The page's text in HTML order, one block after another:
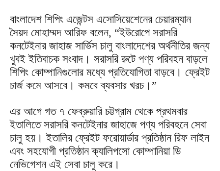
বাংলাদেশ শিপিং এজেন্টস এসোসিয়েশেনের চেয়ারম্যান
সৈয়দ মোহাম্মদ আরিফ বলেন, “ইউরোপে সরাসরি
কনটেইনার জাহাজ সার্ভিস চালু বাংলাদেশের অর্থনীতির জন্য
খুবই ইতিবাচক সংবাদ। সরাসরি রুটে পণ্য পরিবহন বাড়লে
শিপিং কোম্পানিগুলোর মধ্যে প্রতিযোগিতা বাড়বে। ফ্রেইট
চার্জ কমে আসবে। কমবে ব্যবসার খরচ।”
এর আগে গত ৭ ফেব্রুয়ারি চট্টগ্রাম থেকে প্রথমবার
ইতালিতে সরাসরি কনটেইনার জাহাজে পণ্য পরিবহনে সেবা
চালু হয়। ইতালির ফ্রেইট ফরোয়ার্ডার প্রতিষ্ঠান রিফ লাইন
এবং সহযোগী প্রতিষ্ঠান ক্যালিপসো কোম্পানিয়া ডি
নেভিগেশন এই সেবা চালু করে।